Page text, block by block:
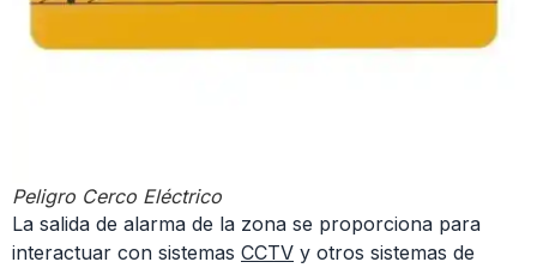
Peligro Cerco Eléctrico
La salida de alarma de la zona se proporciona para
interactuar con sistemas CCTV y otros sistemas de